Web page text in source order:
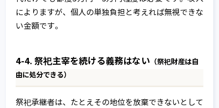
家族信託以外の財産管理・資産承継手
法との比較
不動産承継対策として有効な家族信託
不動産所有者の家族信託利用ケース
家族信託のメリットとデメリット
家族信託の相談窓口とは
サービスのご利用に関する費用につい
て
Q&A
相談窓口全国TOP
によりますが、個人の単独負担と考えれば無視できな
い金額です。
4-4. 祭祀主宰を続ける義務はない （祭祀財産は自
由に処分できる）
祭祀承継者は、たとえその地位を放棄できないとして